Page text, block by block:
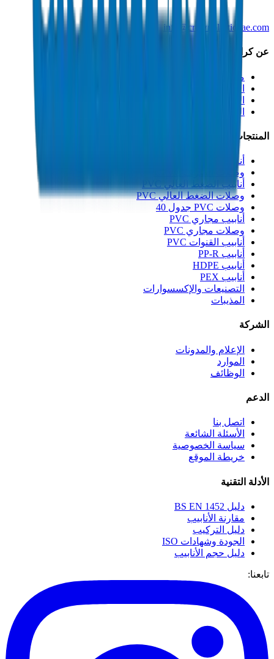
info@crownplasticuae.com
عن كراون
من نحن
الاستدامة
الابتكار
الجودة والشهادات
المنتجات
أنابيب الصرف UPVC
وصلات الصرف UPVC
أنابيب الضغط العالي PVC
وصلات الضغط العالي PVC
وصلات PVC جدول 40
أنابيب مجاري PVC
وصلات مجاري PVC
أنابيب القنوات PVC
أنابيب PP-R
أنابيب HDPE
أنابيب PEX
التصنيعات والإكسسوارات
المذيبات
الشركة
الإعلام والمدونات
الموارد
الوظائف
الدعم
اتصل بنا
الأسئلة الشائعة
سياسة الخصوصية
خريطة الموقع
الأدلة التقنية
دليل BS EN 1452
مقارنة الأنابيب
دليل التركيب
الجودة وشهادات ISO
دليل حجم الأنابيب
تابعنا: